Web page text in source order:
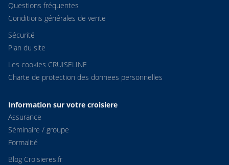
Questions fréquentes
Conditions générales de vente
Sécurité
Plan du site
Les cookies CRUISELINE
Charte de protection des donnees personnelles
Information sur votre croisiere
Assurance
Séminaire / groupe
Formalité
Blog Croisieres.fr